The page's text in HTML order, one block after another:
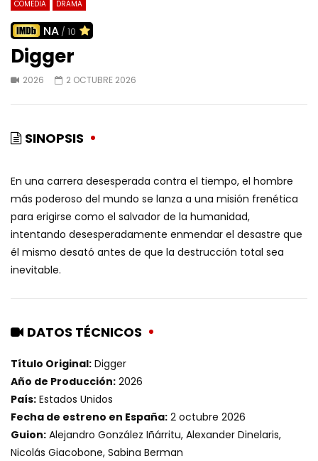
COMEDIA DRAMA
NA / 10
Digger
2026 2 OCTUBRE 2026
SINOPSIS
En una carrera desesperada contra el tiempo, el hombre
más poderoso del mundo se lanza a una misión frenética
para erigirse como el salvador de la humanidad,
intentando desesperadamente enmendar el desastre que
él mismo desató antes de que la destrucción total sea
inevitable.
DATOS TÉCNICOS
Título Original: Digger
Año de Producción: 2026
País: Estados Unidos
Fecha de estreno en España: 2 octubre 2026
Guion: Alejandro González Iñárritu, Alexander Dinelaris,
Nicolás Giacobone, Sabina Berman